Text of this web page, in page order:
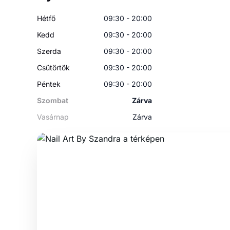
Hétfő
09:30 - 20:00
Kedd
09:30 - 20:00
Szerda
09:30 - 20:00
Csütörtök
09:30 - 20:00
Péntek
09:30 - 20:00
Szombat
Zárva
Vasárnap
Zárva